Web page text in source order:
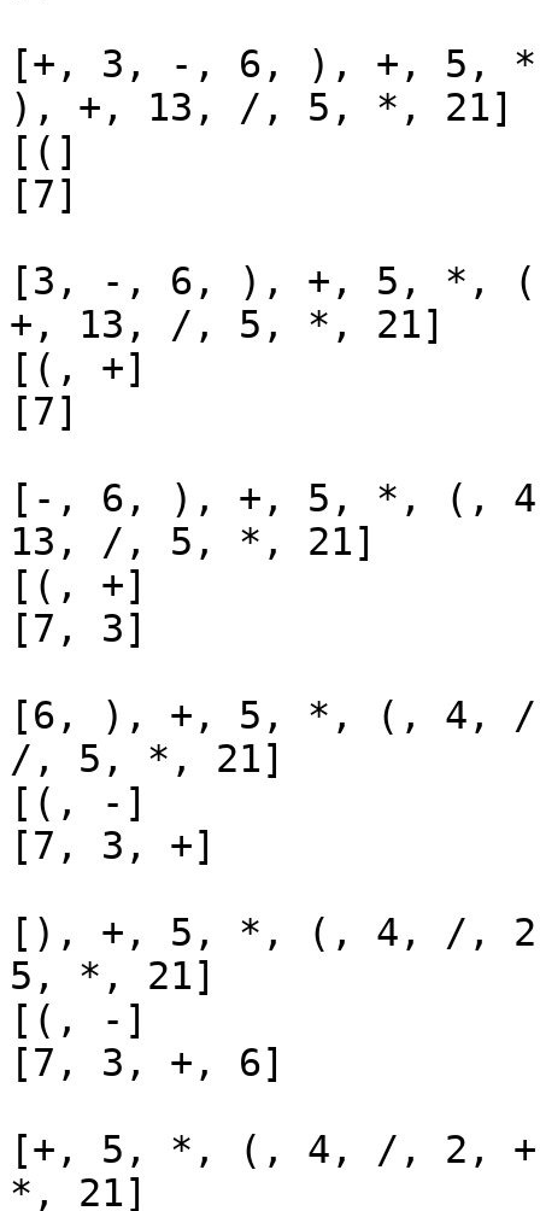
[+, 3, -, 6, ), +, 5,
), +, 13, /, 5, *, 21]
[(]
[7]
[3, -, 6, ), +, 5, *,
+, 13, /, 5, *, 21]
[(, +]
[7]
[-, 6, ), +, 5, *, (,
13, /, 5, *, 21]
[(, +]
[7, 3]
[6, ), +, 5, *, (, 4,
/, 5, *, 21]
[(, -]
[7, 3, +]
[), +, 5, *, (, 4, /,
5, *, 21]
[(, -]
[7, 3, +, 6]
[+, 5, *, (, 4, /, 2,
*, 21]